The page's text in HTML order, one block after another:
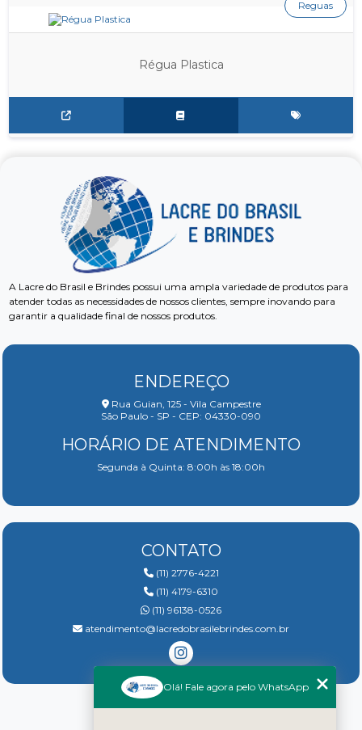
Régua Plastica
Reguas
A Lacre do Brasil e Brindes possui uma ampla variedade de produtos para
atender todas as necessidades de nossos clientes, sempre inovando para
garantir a qualidade final de nossos produtos.
ENDEREÇO
Rua Guian, 125 - Vila Campestre
São Paulo - SP - CEP: 04330-090
HORÁRIO DE ATENDIMENTO
Segunda à Quinta: 8:00h às 18:00h
CONTATO
(11) 2776-4221
(11) 4179-6310
(11) 96138-0526
atendimento@lacredobrasilebrindes.com.br
Home
Olá! Fale agora pelo WhatsApp